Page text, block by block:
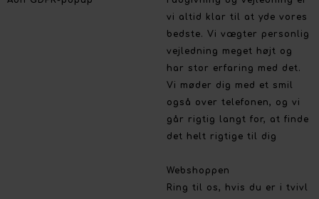
vi altid klar til at yde vores
bedste. Vi vægter personlig
vejledning meget højt og
har stor erfaring med det.
Vi møder dig med et smil
også over telefonen, og vi
går rigtig langt for, at finde
det helt rigtige til dig
Webshoppen
Ring til os, hvis du er i tvivl